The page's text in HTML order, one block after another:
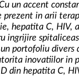
un accent
prezent in arii
hepatita C, HIV,
ingrijire
portofoliu divers
inovatiilor in
din hepatita C,